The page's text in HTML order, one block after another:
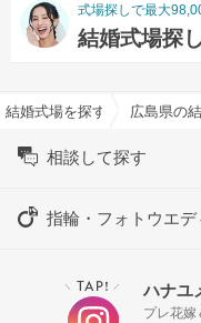
式場探しで最大
結婚式場探
結婚式場を探すならハナユメ
広島県の
相談して探す
指輪・フォトウエデ
＼ TAP! ／ ハナユ
プレ花嫁